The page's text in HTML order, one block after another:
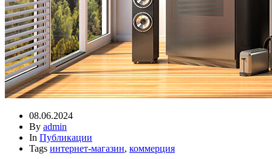
08.06.2024
By admin
In Публикации
Tags интернет-магазин, коммерция